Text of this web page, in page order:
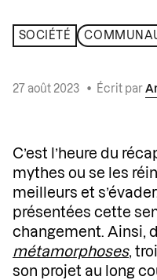
SOCIÉTÉ
27 août 2023 • Écrit par
C’est l’heure du
mythes ou se les
meilleurs et
présentées cette
changement. Ainsi,
métamorphoses,
son projet au long